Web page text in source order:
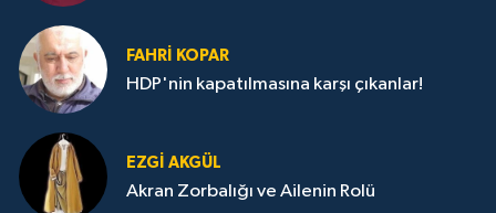
FAHRI KOPAR
HDP'nin kapatılmasına karşı çıkanlar!
EZGI AKGÜL
Akran Zorbalığı ve Ailenin Rolü